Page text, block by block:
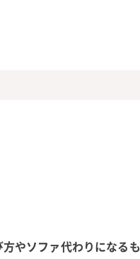
やソファ代わりになる